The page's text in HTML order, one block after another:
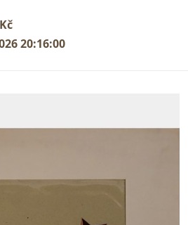
20:16:00